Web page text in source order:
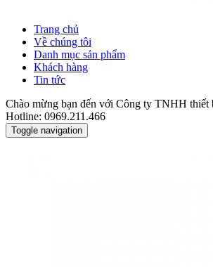
Trang chủ
Về chúng tôi
Danh mục sản phẩm
Khách hàng
Tin tức
Chào mừng bạn đến với Công ty TNHH thiết
Hotline: 0969.211.466
Toggle navigation